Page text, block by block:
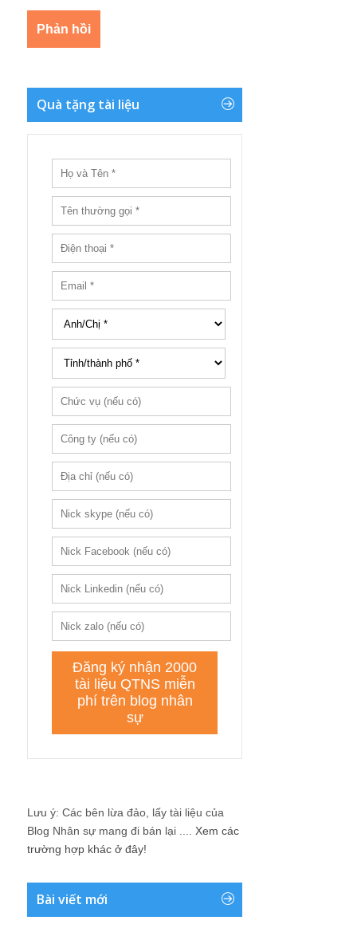
Quà tặng tài liệu
Lưu ý: Các bên lừa đảo, lấy tài liệu của
Blog Nhân sự mang đi bán lại .... Xem các
trường hợp khác ở đây!
Bài viết mới